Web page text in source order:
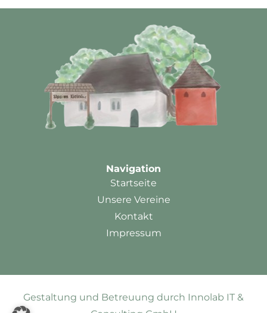
Navigation
Startseite
Unsere Vereine
Kontakt
Impressum
Gestaltung und Betreuung durch Innolab IT &